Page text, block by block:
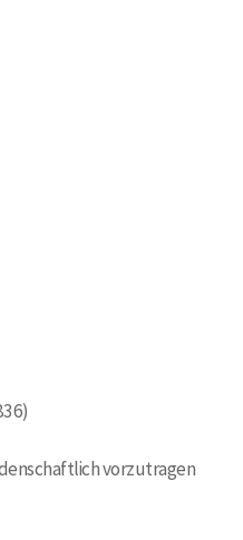
vorzutragen